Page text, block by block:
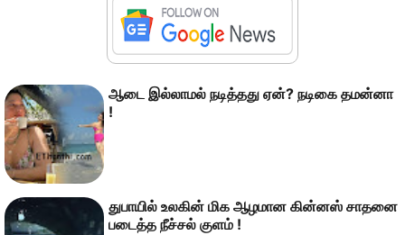
ஆடை இல்லாமல் நடித்தது ஏன்? நடிகை தமன்னா
!
துபாயில் உலகின் மிக ஆழமான கின்னஸ் சாதனை
படைத்த நீச்சல் குளம் !